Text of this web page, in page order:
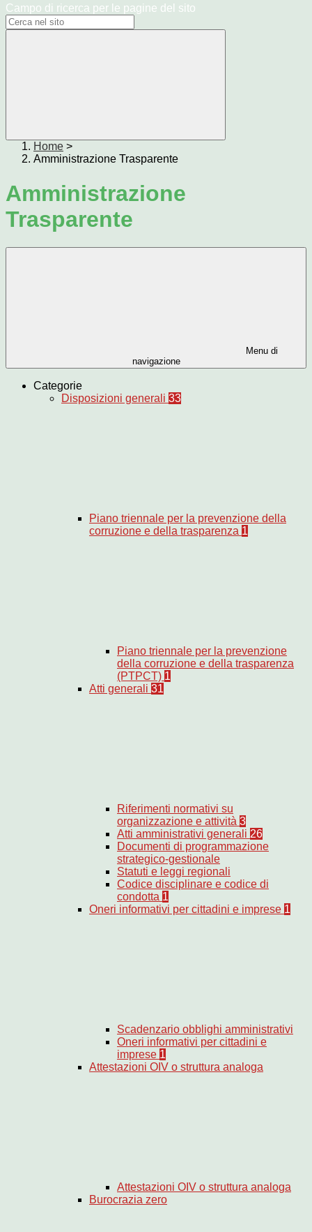
Campo di ricerca per le pagine del sito
Home >
Amministrazione Trasparente
Amministrazione
Trasparente
Menu di
navigazione
Categorie
Disposizioni generali 33
Piano triennale per la prevenzione della
corruzione e della trasparenza 1
Piano triennale per la prevenzione
della corruzione e della trasparenza
(PTPCT) 1
Atti generali 31
Riferimenti normativi su
organizzazione e attività 3
Atti amministrativi generali 26
Documenti di programmazione
strategico-gestionale
Statuti e leggi regionali
Codice disciplinare e codice di
condotta 1
Oneri informativi per cittadini e imprese 1
Scadenzario obblighi amministrativi
Oneri informativi per cittadini e
imprese 1
Attestazioni OIV o struttura analoga
Attestazioni OIV o struttura analoga
Burocrazia zero